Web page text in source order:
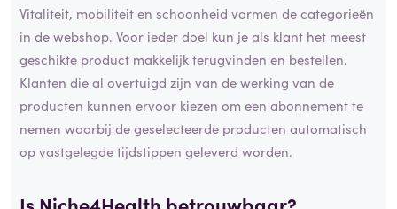
Vitaliteit, mobiliteit en schoonheid vormen de categorieën
in de webshop. Voor ieder doel kun je als klant het meest
geschikte product makkelijk terugvinden en bestellen.
Klanten die al overtuigd zijn van de werking van de
producten kunnen ervoor kiezen om een abonnement te
nemen waarbij de geselecteerde producten automatisch
op vastgelegde tijdstippen geleverd worden.